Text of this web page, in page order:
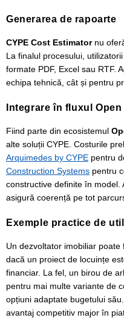
Generarea de rapoarte
CYPE Cost Estimatornu
La finalul procesului,
formate PDF, Excel sau RTF.
echipa tehnică, cât și pentru
Integrare în fluxul Open
Fiind parte din ecosistemul
alte soluții CYPE. Costurile
Arquimedes by CYPE pentru
Construction Systems pentru
constructive definite în
asigură coerență pe tot
Exemple practice de
Un dezvoltator imobiliar
dacă un proiect de locuințe
financiar. La fel, un birou de
pentru mai multe variante de
opțiuni adaptate bugetului
avantaj competitiv major în